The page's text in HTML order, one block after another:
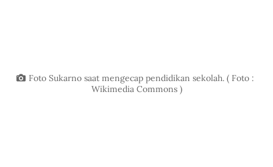
Foto Sukarno saat mengecap pendidikan sekolah. ( Foto :
Wikimedia Commons )